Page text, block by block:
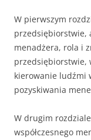
W pierwszym
przedsiębiorstwie,
menadżera, rola i
przedsiębiorstwie,
kierowanie ludźmi
pozyskiwania
W drugim
współczesnego